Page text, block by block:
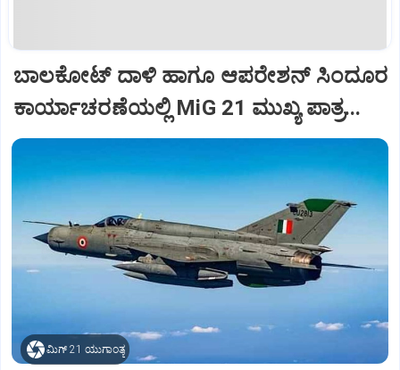
ಬಾಲಕೋಟ್‌ ದಾಳಿ ಹಾಗೂ ಆಪರೇಶನ್‌ ಸಿಂದೂರ
ಕಾರ್ಯಾಚರಣೆಯಲ್ಲಿ MiG 21 ಮುಖ್ಯ ಪಾತ್ರ...
ಮಿಗ್‌ 21 ಯುಗಾಂತ್ಯ